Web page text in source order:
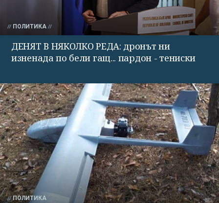
ПОЛИТИКА
ДЕНЯТ В НЯКОЛКО РЕДА: дронът ни
изненада по бели гащ... пардон - тениски
ПОЛИТИКА